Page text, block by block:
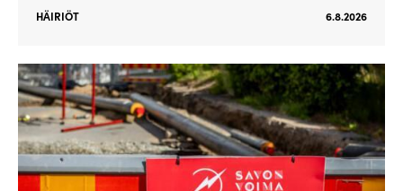
HÄIRIÖT 6.8.2026